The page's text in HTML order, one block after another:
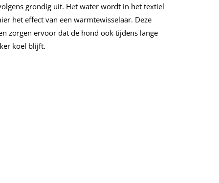
grondig uit. Het water wordt in het textiel
het effect van een warmtewisselaar. Deze
zorgen ervoor dat de hond ook tijdens lange
koel blijft.